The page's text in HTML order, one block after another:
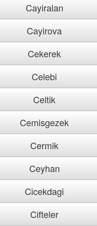
Cayiralan
Cayirova
Cekerek
Celebi
Celtik
Cemisgezek
Cermik
Ceyhan
Cicekdagi
Cifteler